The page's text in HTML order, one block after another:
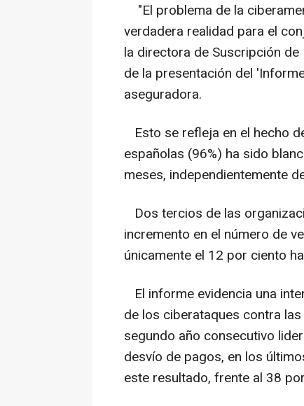
"El problema de la
verdadera realidad para el
la directora de Suscripción
de la presentación del
aseguradora.
Esto se refleja en el hecho
españolas (96%) ha sido
meses, independientemente
Dos tercios de las
incremento en el número de
únicamente el 12 por ciento
El informe evidencia una
de los ciberataques contra
segundo año consecutivo
desvío de pagos, en los
este resultado, frente al 38